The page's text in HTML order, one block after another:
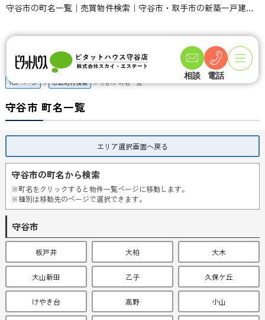
守谷市の町名一覧｜売買物件検索｜守谷市・取手市の新築一戸建て・土地・一軒家購入情報ならピタットハウス守谷店 スカイ・エステート
相談 電話
TOPページ 市区町村検索 守谷市 町名一覧
守谷市 町名一覧
エリア選択画面へ戻る
守谷市の町名から検索
※町名をクリックすると物件一覧ページに移動します。
※種別は移動先のページで選択できます。
守谷市
板戸井 大柏 大木
大山新田 乙子 久保ケ丘
けやき台 高野 小山